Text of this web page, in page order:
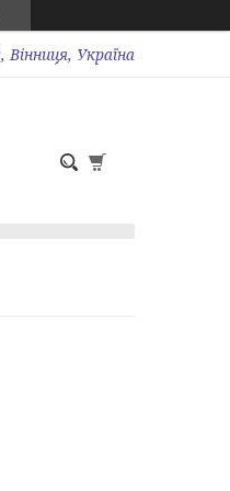
Вінниця, Україна